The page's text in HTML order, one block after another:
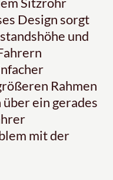
Design sorgt
und
Rahmen
ein gerades
mit der